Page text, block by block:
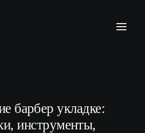
барбер укладке:
инструменты,